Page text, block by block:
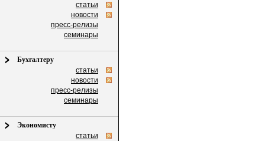
статьи
новости
пресс-релизы
семинары
Бухгалтеру
статьи
новости
пресс-релизы
семинары
Экономисту
статьи